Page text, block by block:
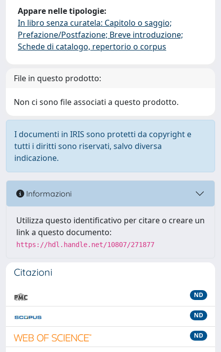
Appare nelle tipologie:
In libro senza curatela: Capitolo o saggio;
Prefazione/Postfazione; Breve introduzione;
Schede di catalogo, repertorio o corpus
File in questo prodotto:
Non ci sono file associati a questo prodotto.
I documenti in IRIS sono protetti da copyright e
tutti i diritti sono riservati, salvo diversa
indicazione.
Informazioni
Utilizza questo identificativo per citare o creare un
link a questo documento:
https://hdl.handle.net/10807/271877
Citazioni
ND
ND
ND